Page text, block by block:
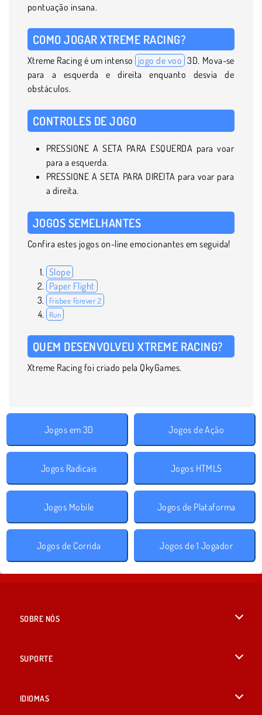
pontuação insana.
COMO JOGAR XTREME RACING?
Xtreme Racing é um intenso jogo de voo 3D. Mova-se
para a esquerda e direita enquanto desvia de
obstáculos.
CONTROLES DE JOGO
PRESSIONE A SETA PARA ESQUERDA para voar
para a esquerda.
PRESSIONE A SETA PARA DIREITA para voar para
a direita.
JOGOS SEMELHANTES
Confira estes jogos on-line emocionantes em seguida!
Slope
Paper Flight
Frisbee Forever 2
Run
QUEM DESENVOLVEU XTREME RACING?
Xtreme Racing foi criado pela QkyGames.
Jogos em 3D Jogos de Ação
Jogos Radicais Jogos HTML5
Jogos Mobile Jogos de Plataforma
Jogos de Corrida Jogos de 1 Jogador
SOBRE NÓS
SUPORTE
IDIOMAS